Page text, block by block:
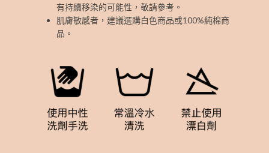
有持續移染的可能性，敬請參考。
肌膚敏感者，建議選購白色商品或100%純棉商
品。